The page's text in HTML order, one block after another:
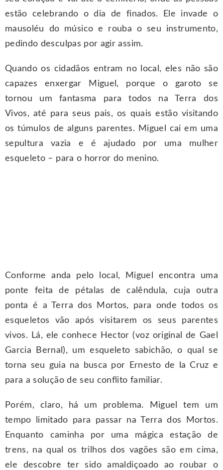
estão celebrando o dia de finados. Ele invade o
mausoléu do músico e rouba o seu instrumento,
pedindo desculpas por agir assim.
Quando os cidadãos entram no local, eles não são
capazes enxergar Miguel, porque o garoto se
tornou um fantasma para todos na Terra dos
Vivos, até para seus pais, os quais estão visitando
os túmulos de alguns parentes. Miguel cai em uma
sepultura vazia e é ajudado por uma mulher
esqueleto – para o horror do menino.
Conforme anda pelo local, Miguel encontra uma
ponte feita de pétalas de calêndula, cuja outra
ponta é a Terra dos Mortos, para onde todos os
esqueletos vão após visitarem os seus parentes
vivos. Lá, ele conhece Hector (voz original de Gael
Garcia Bernal), um esqueleto sabichão, o qual se
torna seu guia na busca por Ernesto de la Cruz e
para a solução de seu conflito familiar.
Porém, claro, há um problema. Miguel tem um
tempo limitado para passar na Terra dos Mortos.
Enquanto caminha por uma mágica estação de
trens, na qual os trilhos dos vagões são em cima,
ele descobre ter sido amaldiçoado ao roubar o